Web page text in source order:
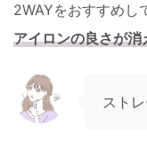
2WAYをおすすめし
アイロンの良さが消
スト